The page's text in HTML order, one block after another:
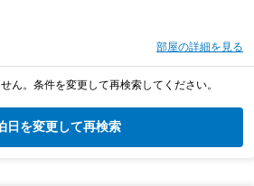
部屋の詳細を見る
ん。条件を変更して再検索してください。
日を変更して再検索